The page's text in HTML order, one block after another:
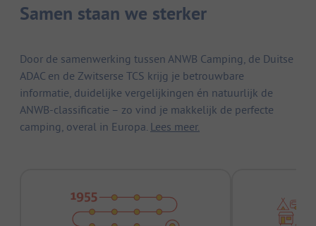
Samen staan we sterker
Door de samenwerking tussen ANWB Camping, de Duitse
ADAC en de Zwitserse TCS krijg je betrouwbare
informatie, duidelijke vergelijkingen én natuurlijk de
ANWB-classificatie – zo vind je makkelijk de perfecte
camping, overal in Europa. Lees meer.